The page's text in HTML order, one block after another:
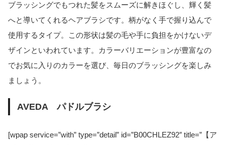
ブラッシングでもつれた髪をスムーズに解きほぐし、輝く髪
へと導いてくれるヘアブラシです。柄がなく手で握り込んで
使用するタイプ。この形状は髪の毛や手に負担をかけないデ
ザインといわれています。カラーバリエーションが豊富なの
でお気に入りのカラーを選び、毎日のブラッシングを楽しみ
ましょう。
AVEDA パドルブラシ
[wpap service=”with” type=”detail” id=”B00CHLEZ92″ title=”【ア